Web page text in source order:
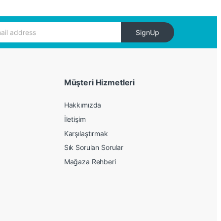
SignUp
Müşteri Hizmetleri
Hakkımızda
İletişim
Karşılaştırmak
Sık Sorulan Sorular
Mağaza Rehberi